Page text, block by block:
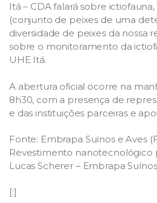
Itá – CDA falará sobre
(conjunto de peixes de uma
diversidade de peixes da nossa
sobre o monitoramento da
UHE Itá.
A abertura oficial ocorre na
8h30, com a presença de
e das instituições parceiras e
Fonte: Embrapa Suínos e Aves
Revestimento nanotecnológico
Lucas Scherer – Embrapa
[:]